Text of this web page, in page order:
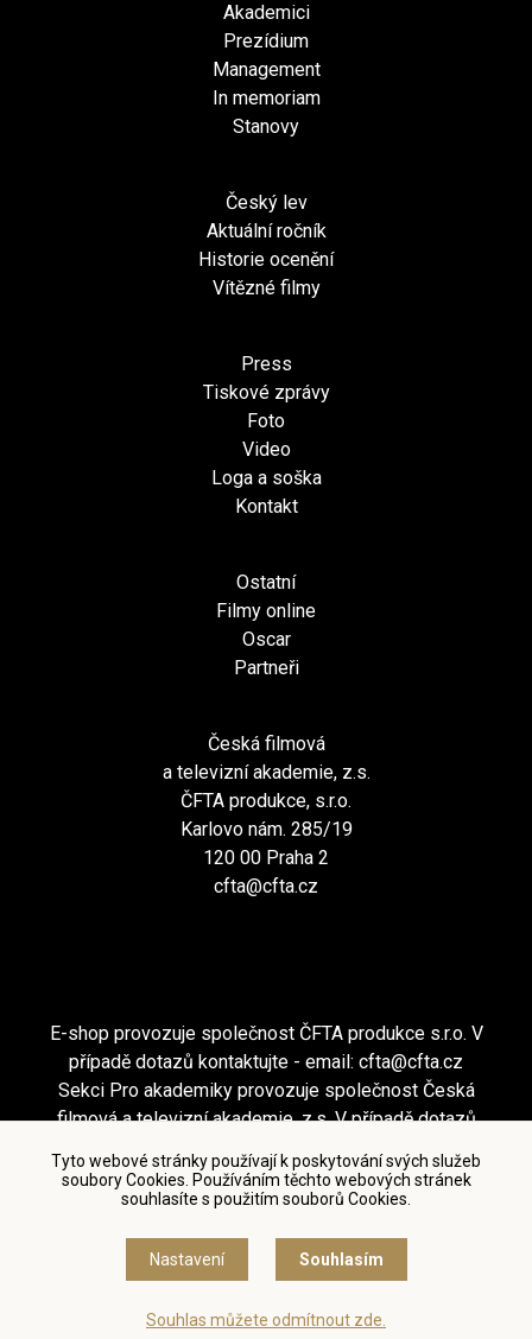
Tyto webové stránky používají k poskytování svých služeb
soubory Cookies. Používáním těchto webových stránek
souhlasíte s použitím souborů Cookies.
Nastavení Souhlasím
Souhlas můžete odmítnout zde.
Akademici
Prezídium
Management
In memoriam
Stanovy
Český lev
Aktuální ročník
Historie ocenění
Vítězné filmy
Press
Tiskové zprávy
Foto
Video
Loga a soška
Kontakt
Ostatní
Filmy online
Oscar
Partneři
Česká filmová
a televizní akademie, z.s.
ČFTA produkce, s.r.o.
Karlovo nám. 285/19
120 00 Praha 2
cfta@cfta.cz
E-shop provozuje společnost ČFTA produkce s.r.o. V
případě dotazů kontaktujte - email: cfta@cfta.cz
Sekci Pro akademiky provozuje společnost Česká
filmová a televizní akademie, z.s. V případě dotazů
Podmínky užití a zásady ochrany osobních údajů
Nastavení cookies